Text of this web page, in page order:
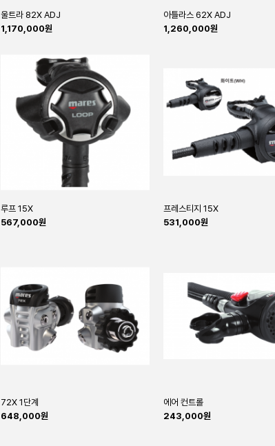
울트라 82X ADJ
1,170,000원
아틀라스 62X ADJ
1,260,000원
루프 15X
567,000원
프레스티지 15X
531,000원
72X 1단계
648,000원
에어 컨트롤
243,000원